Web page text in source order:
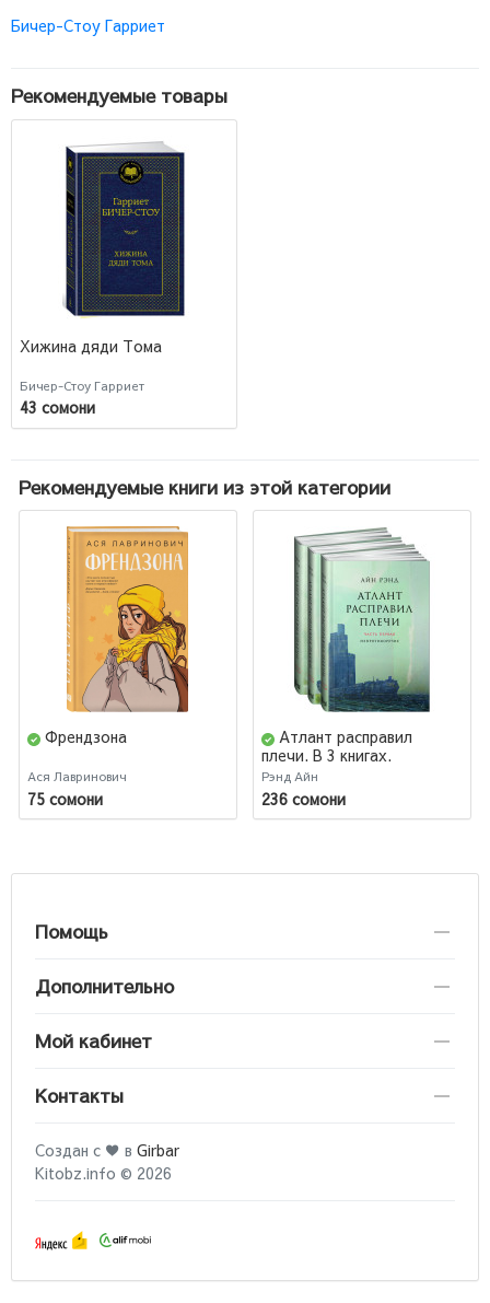
Бичер-Стоу Гарриет
Рекомендуемые товары
Хижина дяди Тома
Бичер-Стоу Гарриет
43 сомони
Рекомендуемые книги из этой категории
Френдзона
Ася Лавринович
75 сомони
Атлант расправил
плечи. В 3 книгах.
Рэнд Айн
236 сомони
Помощь
Дополнительно
Мой кабинет
Контакты
Создан с ♥ в Girbar
Kitobz.info © 2026